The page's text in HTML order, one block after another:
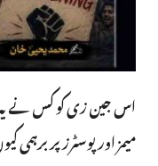
اس جین زی کو کس نے
میمز اور پوسٹرز پر برہمی